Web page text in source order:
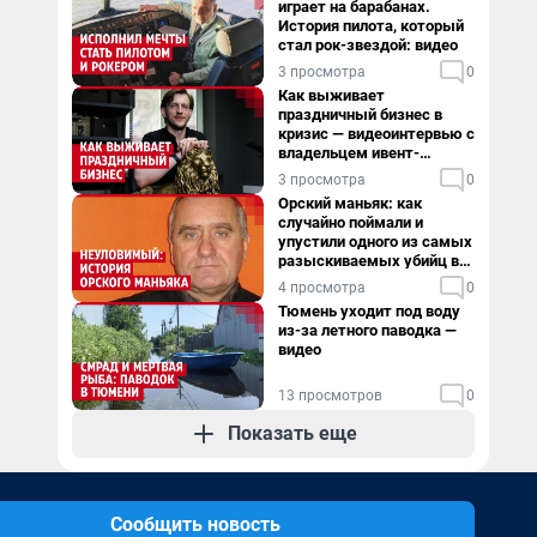
играет на барабанах.
История пилота, который
стал рок-звездой: видео
3 просмотра 0
Как выживает
праздничный бизнес в
кризис — видеоинтервью с
владельцем ивент-
агентства
3 просмотра 0
Орский маньяк: как
случайно поймали и
упустили одного из самых
разыскиваемых убийц в
России. Видео
4 просмотра 0
Тюмень уходит под воду
из-за летного паводка —
видео
13 просмотров 0
Показать еще
Сообщить новость